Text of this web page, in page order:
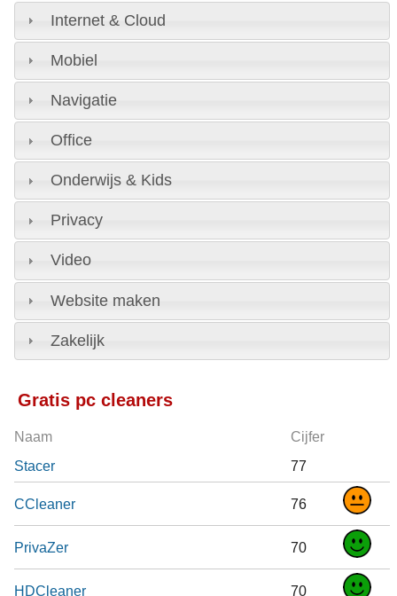
Internet & Cloud
Mobiel
Navigatie
Office
Onderwijs & Kids
Privacy
Video
Website maken
Zakelijk
Gratis pc cleaners
Naam Cijfer
Stacer 77
CCleaner 76
PrivaZer 70
HDCleaner 70